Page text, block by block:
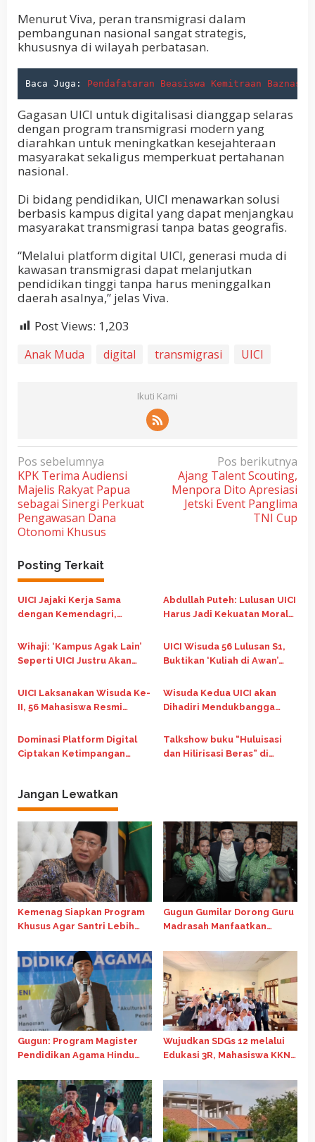
Menurut Viva, peran transmigrasi dalam
pembangunan nasional sangat strategis,
khususnya di wilayah perbatasan.
Baca Juga: Pendafataran Beasiswa Kemitraan Baznas
Gagasan UICI untuk digitalisasi dianggap selaras
dengan program transmigrasi modern yang
diarahkan untuk meningkatkan kesejahteraan
masyarakat sekaligus memperkuat pertahanan
nasional.
Di bidang pendidikan, UICI menawarkan solusi
berbasis kampus digital yang dapat menjangkau
masyarakat transmigrasi tanpa batas geografis.
“Melalui platform digital UICI, generasi muda di
kawasan transmigrasi dapat melanjutkan
pendidikan tinggi tanpa harus meninggalkan
daerah asalnya,” jelas Viva.
Post Views: 1,203
Anak Muda digital transmigrasi UICI
Ikuti Kami
N
a
v
i
g
a
s
i
p
o
s
Pos sebelumnya
KPK Terima Audiensi
Majelis Rakyat Papua
sebagai Sinergi Perkuat
Pengawasan Dana
Otonomi Khusus
Pos berikutnya
Ajang Talent Scouting,
Menpora Dito Apresiasi
Jetski Event Panglima
TNI Cup
Posting Terkait
UICI Jajaki Kerja Sama
dengan Kemendagri,
Fleksibel Berbasis Digital
Abdullah Puteh: Lulusan UICI
Harus Jadi Kekuatan Moral
Wihaji: ‘Kampus Agak Lain’
Seperti UICI Justru Akan
Bangsa
UICI Wisuda 56 Lulusan S1,
Buktikan ‘Kuliah di Awan’
UICI Laksanakan Wisuda Ke-
II, 56 Mahasiswa Resmi
Wisuda Kedua UICI akan
Dihadiri Mendukbangga
Nasional
Dominasi Platform Digital
Ciptakan Ketimpangan
Talkshow buku “Huluisasi
dan Hilirisasi Beras” di
Jangan Lewatkan
Kemenag Siapkan Program
Khusus Agar Santri Lebih
LPDP
Gugun Gumilar Dorong Guru
Madrasah Manfaatkan
Tingkatkan Kompetensi
Gugun: Program Magister
Pendidikan Agama Hindu
Pendidikan Berkualitas
Wujudkan SDGs 12 melalui
Edukasi 3R, Mahasiswa KKN
Diponegoro Ajak Siswa SD
Desa Amongrogo Daur
Ulang Tutup Botol Bekas